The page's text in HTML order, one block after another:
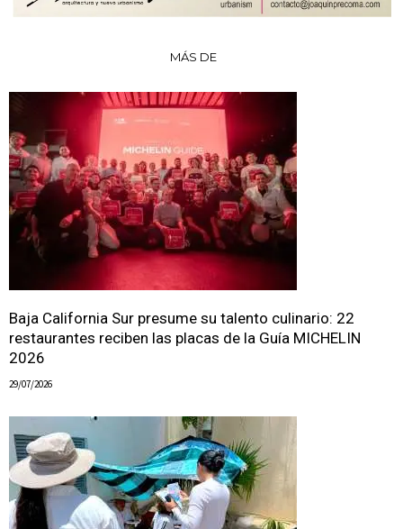
MÁS DE
Baja California Sur presume su talento culinario: 22
restaurantes reciben las placas de la Guía MICHELIN
2026
29/07/2026